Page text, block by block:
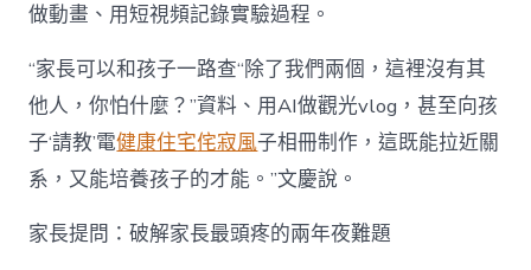
做動畫、用短視頻記錄實驗過程。
“家長可以和孩子一路查“除了我們兩個，這裡沒有其
他人，你怕什麼？”資料、用AI做觀光vlog，甚至向孩
子‘請教’電健康住宅侘寂風子相冊制作，這既能拉近關
系，又能培養孩子的才能。”文慶說。
家長提問：破解家長最頭疼的兩年夜難題